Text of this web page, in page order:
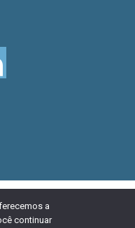
obra está licenciada
Atribuição 4.0
a
continuar